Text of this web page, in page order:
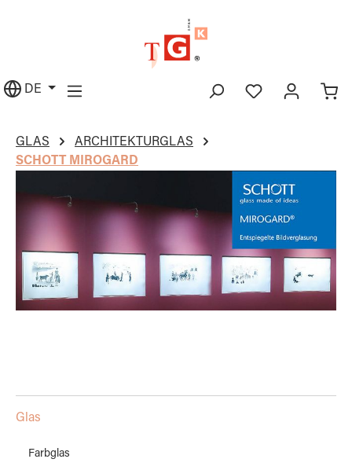
DE
GLAS
ARCHITEKTURGLAS
SCHOTT MIROGARD
Glas
Farbglas